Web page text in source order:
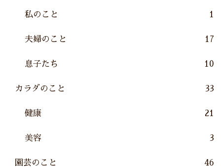
私のこと 1
夫婦のこと 17
息子たち 10
カラダのこと 33
健康 21
美容 3
園芸のこと 46